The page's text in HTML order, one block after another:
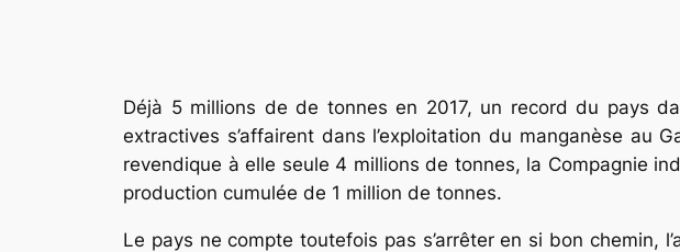
Déjà 5 millions de de tonnes en 2017, un record du pays
extractives s’affairent dans l’exploitation du manganèse au
revendique à elle seule 4 millions de tonnes, la Compagnie
production cumulée de 1 million de tonnes.
Le pays ne compte toutefois pas s’arrêter en si bon chemin,